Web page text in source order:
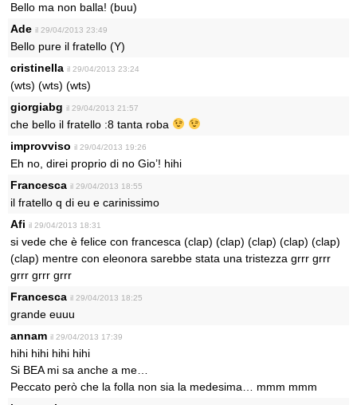
Bello ma non balla! (buu)
Ade il 29/04/2013 23:49
Bello pure il fratello (Y)
cristinella il 29/04/2013 23:24
(wts) (wts) (wts)
giorgiabg il 29/04/2013 21:57
che bello il fratello :8 tanta roba
improvviso il 29/04/2013 19:26
Eh no, direi proprio di no Gio’! hihi
Francesca il 29/04/2013 18:55
il fratello q di eu e carinissimo
Afi il 29/04/2013 18:31
si vede che è felice con francesca (clap) (clap) (clap) (clap) (clap)
(clap) mentre con eleonora sarebbe stata una tristezza grrr grrr
grrr grrr grrr
Francesca il 29/04/2013 18:25
grande euuu
annam il 29/04/2013 17:39
hihi hihi hihi hihi
Si BEA mi sa anche a me…
Peccato però che la folla non sia la medesima… mmm mmm